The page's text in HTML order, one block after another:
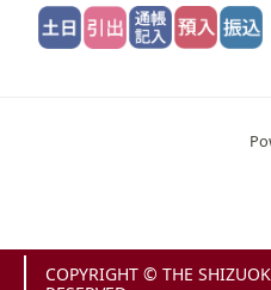
COPYRIGHT © THE